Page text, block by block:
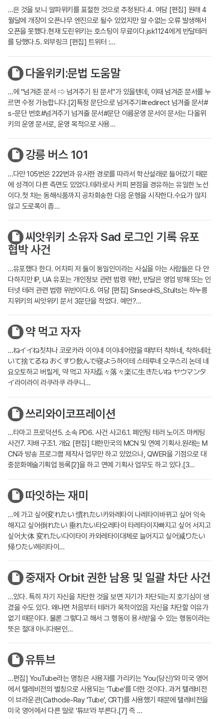
…은 것을 보니 알파위키를 표절한 것으로 추정된다.4. 여담 [편집] 원래 4
월달에 개장이 오픈나무 엔진으로 될수 있었지만 알 수없는 오류 발생해서
오픈을 못했다.현재 도린위키는 호스팅이 무료이다.jsk1124에게 반달테러
를 당했다.5. 외부링크 [편집] 트위터 :…
다올위키:문법 도움말
…에 "넘겨준 문서 ⇨ 넘겨주기 된 문서"가 있을텐데, 이때 넘겨준 문서를 누
르면 수정 가능합니다.[2]특정 문단으로 넘겨주기#redirect 넘겨줄 문서#
s-문단 번호#넘겨주기 넘겨줄 문서#문단 이름운영 문서이 문서는 다올위
키의 운영 문서로, 운영 목적으로 사용…
강릉 버스 101
…다만 105번은 222번과 유사한 경로를 따라서 학산설래로 들어갔기 때문
에 성격이 다른 측면도 있었다.테라로사 커피 본점을 경유하는 유일한 노선
이다.첫 차는 동해식품까지 공차회송한 다음 운행을 시작한다.수요가 많지
않고 도로폭이 좁…
씨앗위키 소유자 Sad 로그인 기록 유포
협박 사건
…유포했다 한다. 어차피 저 둘이 동일인이라는 사실을 아는 사람들은 다 안
다하지만 IP, UA 유포는 개인정보 관련 법령 위반, 반달은 영업 방해 또는 인
터넷 테러 관련 법령 위반이다.6. 여담 [편집] SinseoHS_Stults는 하누릉
지위키의 씨앗위키 문서 3문단을 적었다. 예언?…
약 먹고 자자
…ねイイね칫챠나 코로카라 이이네 이이네어렸을 때부터 착하네, 착하네吐
いて捨てるね おくすり飲んで寝よう하이테 스테루네 오쿠스리 논데 네
요오토하고 버릴게, 약 먹고 자자磊々落々楽に生きたいね ヤウマンタ
イ라이라이 라쿠라쿠 라쿠니…
쓰리와이코프레이션
…타마고 프로덕션5. 소속 PD6. 사건 사고6.1. 페인팅 테러 노이즈 마케팅
사건7. 지배 구조1. 개요 [편집] 대한민국의 MCN 및 연예 기획사.원래는 M
CN과 방송 프로그램 제작사 업무만 하고 있었으나, QWER을 기점으로 대
중문화예술기획업 등록[2]을 하고 연예 기획사 업무도 하고 있다.[3…
따잇하는 재미
…에 가고 싶어変れたい 慣れたい카와레타이 나레타이바뀌고 싶어 익숙
해지고 싶어倒れたい 垂れたい타오레타이 타레타이자빠지고 싶어 서지고
싶어大体 変れたい다이타이 카와레타이대체로 늘어지고 싶어減りたい
帰りたい헤리타이…
중재자 Orbit 권한 남용 및 일괄 차단 사건
…있다. 특히 자기 자신을 차단한 것을 보면 자기가 차단되는지 호기심이 생
겼을 수도 있다. 왜냐면 처음부터 테러가 목적이었음 자신을 차단할 이유가
없기 때문이다. 물론 그렇다고 해서 그 행동이 용서받을 수 있는 행동이라는
뜻은 절대 아니다!본인…
유튜브
…편집] YouTube라는 명칭은 사용자를 가리키는 'You(당신)'와 미국 영어
에서 텔레비전의 별칭으로 사용되는 'Tube'를 더한 것이다. 과거 텔레비전
이 브라운관(Cathode-Ray 'Tube', CRT)를 사용했기 때문에 텔레비전을
미국 영어에서 다른 말로 '튜브'라 부른다.[7] 즉 …